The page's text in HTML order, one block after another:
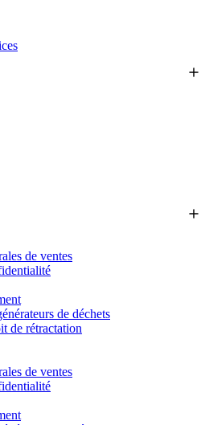
de ventes
de déchets
de rétractation
de ventes